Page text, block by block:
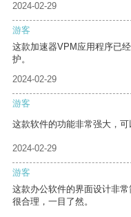
2024-02-29
游客
这款加速器VPM应用程序已
护。
2024-02-29
游客
这款软件的功能非常强大，可
2024-02-29
游客
这款办公软件的界面设计非
很合理，一目了然。